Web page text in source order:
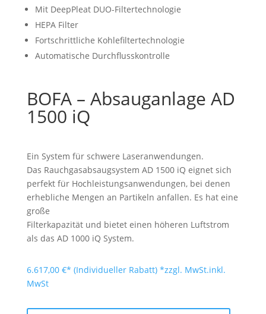
Mit DeepPleat DUO-Filtertechnologie
HEPA Filter
Fortschrittliche Kohlefiltertechnologie
Automatische Durchflusskontrolle
BOFA – Absauganlage AD
1500 iQ
Ein System für schwere Laseranwendungen.
Das Rauchgasabsaugsystem AD 1500 iQ eignet sich
perfekt für Hochleistungsanwendungen, bei denen
erhebliche Mengen an Partikeln anfallen. Es hat eine
große
Filterkapazität und bietet einen höheren Luftstrom
als das AD 1000 iQ System.
6.617,00 € *zzgl. MwSt.inkl.
MwSt